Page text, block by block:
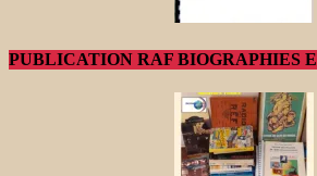
PUBLICATION RAF BIOGRAPHIES